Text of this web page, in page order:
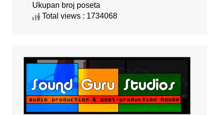
Ukupan broj poseta
Total views : 1734068